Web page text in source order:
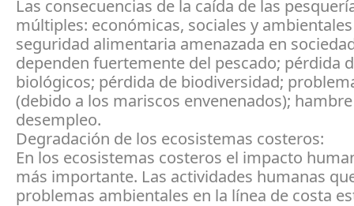
Las consecuencias de la caída de las
múltiples: económicas, sociales y
seguridad alimentaria amenazada en
dependen fuertemente del pescado; pérdida
biológicos; pérdida de biodiversidad;
(debido a los mariscos envenenados);
desempleo.
Degradación de los ecosistemas costeros:
En los ecosistemas costeros el impacto
más importante. Las actividades humanas
problemas ambientales en la línea de costa